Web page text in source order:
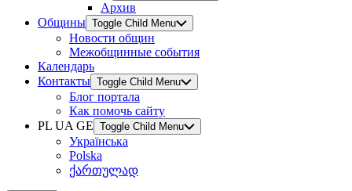
Архив
Общины Toggle Child Menu
Новости общин
Межобщинные события
Календарь
Контакты Toggle Child Menu
Блог портала
Как помочь сайту
PL UA GE Toggle Child Menu
Українська
Polska
ქართულად